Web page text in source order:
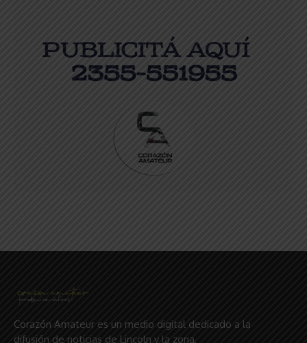
Corazón Amateur es un medio digital dedicado a la
difusión de noticias de Lincoln y la zona,